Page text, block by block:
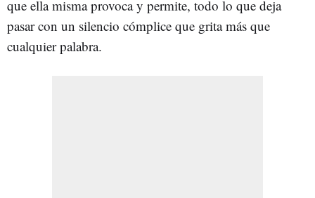
que ella misma provoca y permite, todo lo que deja
pasar con un silencio cómplice que grita más que
cualquier palabra.